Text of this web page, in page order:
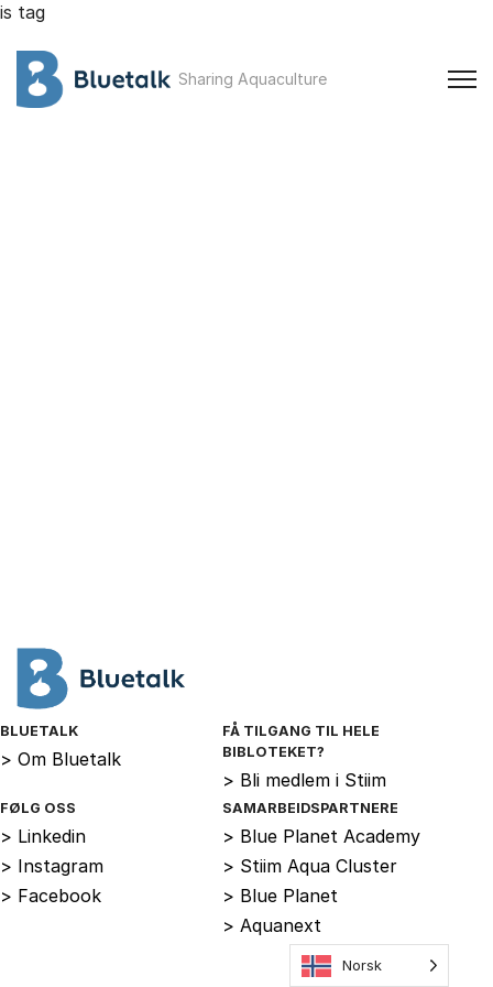
is tag
Sharing Aquaculture
BLUETALK
> Om Bluetalk
FÅ TILGANG TIL HELE
BIBLOTEKET?
> Bli medlem i Stiim
FØLG OSS
> Linkedin
> Instagram
> Facebook
SAMARBEIDSPARTNERE
> Blue Planet Academy
> Stiim Aqua Cluster
> Blue Planet
> Aquanext
Norsk